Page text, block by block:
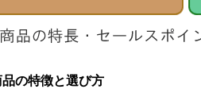
品の特徴と選び方